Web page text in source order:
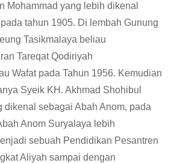
Mohammad yang lebih dikenal
tahun 1905. Di lembah Gunung
Tasikmalaya beliau
Tareqat Qodiriyah
Wafat pada Tahun 1956. Kemudian
Syeik KH. Akhmad Shohibul
dikenal sebagai Abah Anom, pada
Anom Suryalaya lebih
sebuah Pendidikan Pesantren
Aliyah sampai dengan